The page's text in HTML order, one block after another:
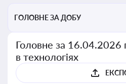
ГОЛОВНЕ ЗА ДОБУ
Головне за 16.04.2026
в технологіях